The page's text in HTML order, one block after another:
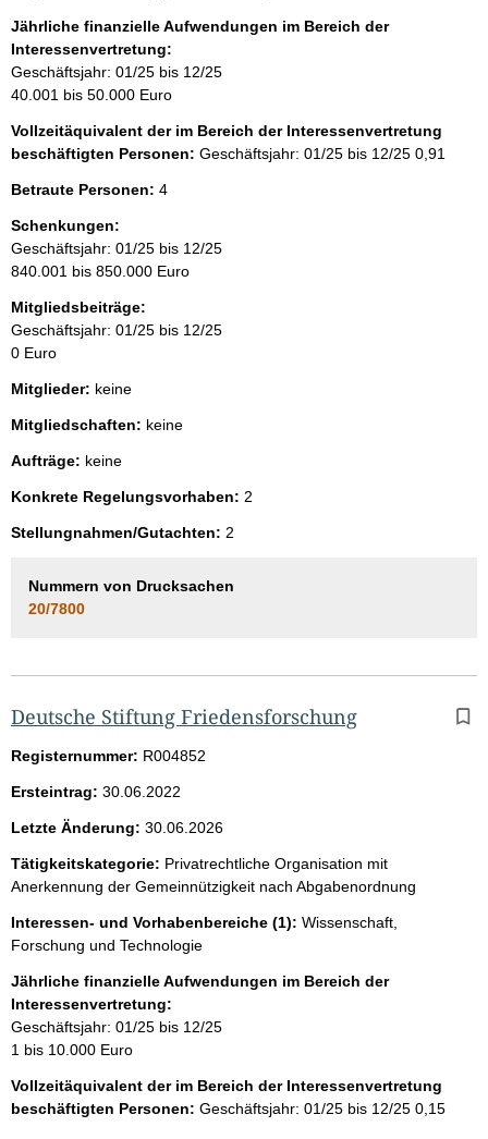
Jährliche finanzielle Aufwendungen im Bereich der
Interessenvertretung:
Geschäftsjahr: 01/25 bis 12/25
40.001 bis 50.000 Euro
Vollzeitäquivalent der im Bereich der Interessenvertretung
beschäftigten Personen: Geschäftsjahr: 01/25 bis 12/25 0,91
Betraute Personen: 4
Schenkungen:
Geschäftsjahr: 01/25 bis 12/25
840.001 bis 850.000 Euro
Mitgliedsbeiträge:
Geschäftsjahr: 01/25 bis 12/25
0 Euro
Mitglieder: keine
Mitgliedschaften: keine
Aufträge: keine
Konkrete Regelungsvorhaben: 2
Stellungnahmen/Gutachten: 2
Nummern von Drucksachen
20/7800
Deutsche Stiftung Friedensforschung
Registernummer: R004852
Ersteintrag: 30.06.2022
Letzte Änderung: 30.06.2026
Tätigkeitskategorie: Privatrechtliche Organisation mit
Anerkennung der Gemeinnützigkeit nach Abgabenordnung
Interessen- und Vorhabenbereiche (1): Wissenschaft,
Forschung und Technologie
Jährliche finanzielle Aufwendungen im Bereich der
Interessenvertretung:
Geschäftsjahr: 01/25 bis 12/25
1 bis 10.000 Euro
Vollzeitäquivalent der im Bereich der Interessenvertretung
beschäftigten Personen: Geschäftsjahr: 01/25 bis 12/25 0,15